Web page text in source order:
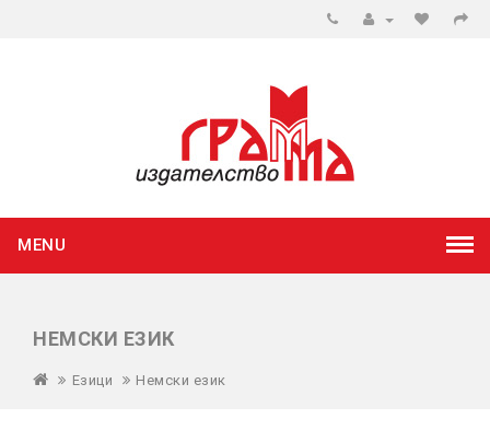
MENU
НЕМСКИ ЕЗИК
Езици Немски език